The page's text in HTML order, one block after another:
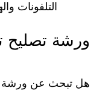
التلفونات
ورشة تصليح
هل تبحث عن ورشة